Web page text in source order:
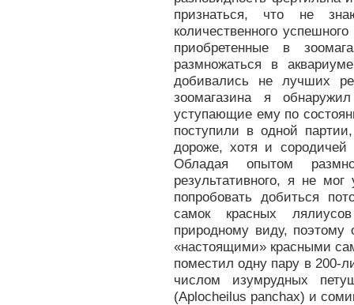
признаться, что не
количественного
приобретенные в
размножаться в
добивались не лучших
зоомагазина я
уступающие ему по
поступили в одной
дороже, хотя и
Обладая опытом
результативного, я не
попробовать добиться
самок красных
природному виду,
«настоящими» красными
поместил одну пару в 200-
числом изумрудных
(Aplocheilus panchax) и